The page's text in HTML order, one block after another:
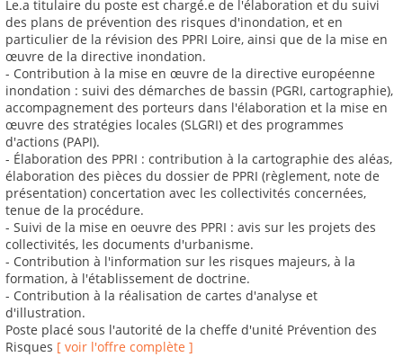
Le.a titulaire du poste est chargé.e de l'élaboration et du suivi
des plans de prévention des risques d'inondation, et en
particulier de la révision des PPRI Loire, ainsi que de la mise en
œuvre de la directive inondation.
- Contribution à la mise en œuvre de la directive européenne
inondation : suivi des démarches de bassin (PGRI, cartographie),
accompagnement des porteurs dans l'élaboration et la mise en
œuvre des stratégies locales (SLGRI) et des programmes
d'actions (PAPI).
- Élaboration des PPRI : contribution à la cartographie des aléas,
élaboration des pièces du dossier de PPRI (règlement, note de
présentation) concertation avec les collectivités concernées,
tenue de la procédure.
- Suivi de la mise en oeuvre des PPRI : avis sur les projets des
collectivités, les documents d'urbanisme.
- Contribution à l'information sur les risques majeurs, à la
formation, à l'établissement de doctrine.
- Contribution à la réalisation de cartes d'analyse et
d'illustration.
Poste placé sous l'autorité de la cheffe d'unité Prévention des
Risques [ voir l'offre complète ]